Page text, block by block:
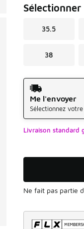
35.5
38
Mode
Me l'envoyer
Sélectionnez
Livraison standard
Ne fait pas partie